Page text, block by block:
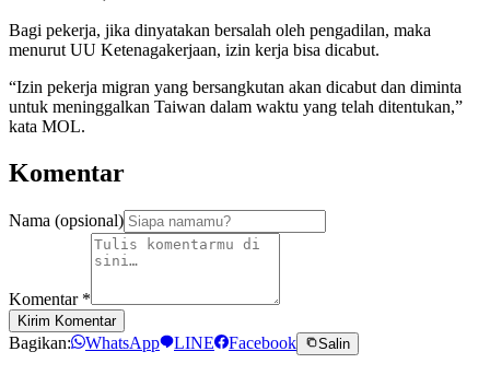
Bagi pekerja, jika dinyatakan bersalah oleh pengadilan, maka
menurut UU Ketenagakerjaan, izin kerja bisa dicabut.
“Izin pekerja migran yang bersangkutan akan dicabut dan diminta
untuk meninggalkan Taiwan dalam waktu yang telah ditentukan,”
kata MOL.
Komentar
Nama (opsional)
Komentar *
Kirim Komentar
Bagikan: WhatsApp LINE Facebook Salin